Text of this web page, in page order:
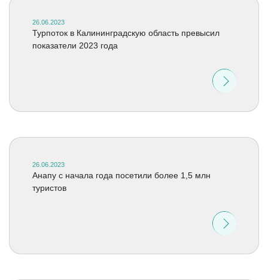
26.06.2023
Турпоток в Калининградскую область превысил
показатели 2023 года
26.06.2023
Анапу с начала года посетили более 1,5 млн
туристов